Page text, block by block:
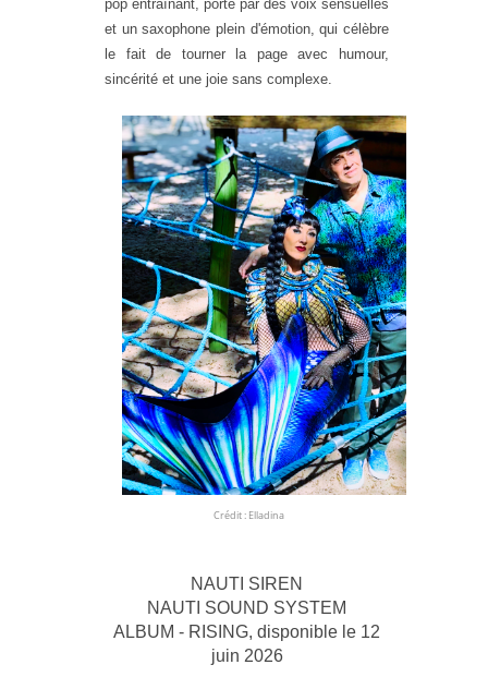
pop entraînant, porté par des voix sensuelles
et un saxophone plein d'émotion, qui célèbre
le fait de tourner la page avec humour,
sincérité et une joie sans complexe.
Crédit : Elladina
NAUTI SIREN
NAUTI SOUND SYSTEM
ALBUM - RISING, disponible le 12
juin 2026